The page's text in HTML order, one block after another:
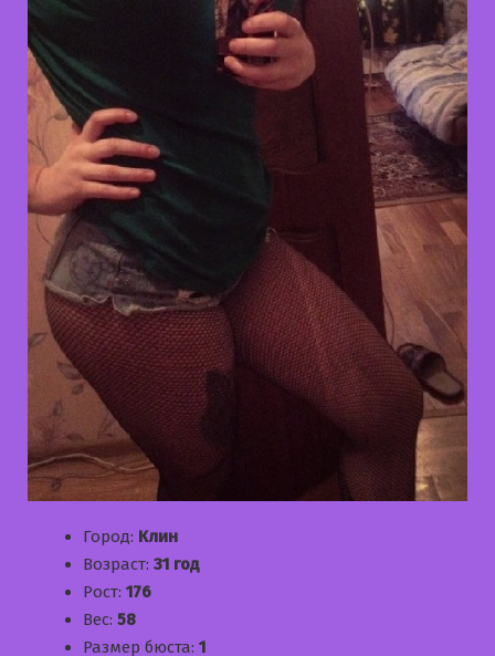
Город: Клин
Возраст: 31 год
Рост: 176
Вес: 58
Размер бюста: 1